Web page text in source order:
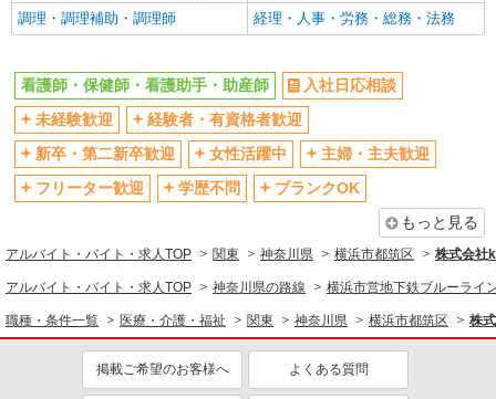
バイク通勤OK
自転車通勤OK
社会保険あり
産休・育休取得実績あり
退職金・財形貯蓄制度あり
各種手当（家族・役職・インセン
ティブなど）あり
制服貸与
研修制度あり
資格取得支援制度あり
医療・介護・福祉
看護師・保健師・看護助手・助産師
同じ特徴から求人を探す
未経験歓迎
ミドル（40代～）活躍中
調理・調理補助・調理師
経理・人事・労務・総務・法務
看護師・保健師・看護助手・助産師
入社日応相談
未経験歓迎
経験者・有資格者歓迎
新卒・第二新卒歓迎
女性活躍中
主婦・主夫歓迎
フリーター歓迎
学歴不問
ブランクOK
もっと見る
アルバイト・バイト・求人TOP 関東 神奈川県 横浜市都筑区 株式会社
アルバイト・バイト・求人TOP 神奈川県の路線 横浜市営地下鉄ブルーライ
職種・条件一覧 医療・介護・福祉 関東 神奈川県 横浜市都筑区 株
掲載ご希望のお客様へ よくある質問